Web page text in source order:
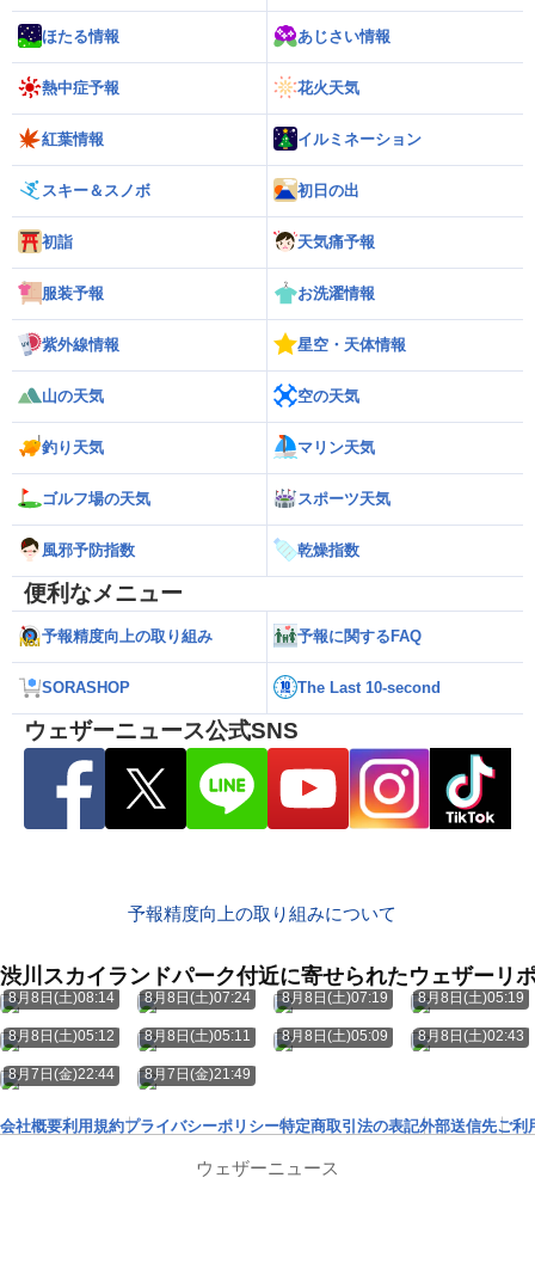
ほたる情報 あじさい情報
熱中症予報 花火天気
紅葉情報 イルミネーション
スキー＆スノボ 初日の出
初詣 天気痛予報
服装予報 お洗濯情報
紫外線情報 星空・天体情報
山の天気 空の天気
釣り天気 マリン天気
ゴルフ場の天気 スポーツ天気
風邪予防指数 乾燥指数
便利なメニュー
予報精度向上の取り組み 予報に関するFAQ
SORASHOP The Last 10-second
ウェザーニュース公式SNS
予報精度向上の取り組みについて
渋川スカイランドパーク付近に寄せられたウェザーリ
8月8日(土)08:14 8月8日(土)07:24 8月8日(土)07:19 8月8日(土)05:19
8月8日(土)05:12 8月8日(土)05:11 8月8日(土)05:09 8月8日(土)02:43
8月7日(金)22:44 8月7日(金)21:49
会社概要利用規約プライバシーポリシー特定商取引法の表記外部送信先ご利
ウェザーニュース